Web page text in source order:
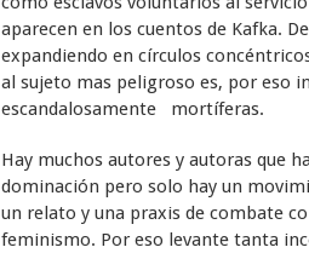
aparecen en los cuentos de Kafka.
expandiendo en círculos
al sujeto mas peligroso es, por eso
escandalosamente mortíferas.
Hay muchos autores y autoras que
dominación pero solo hay un
un relato y una praxis de combate
feminismo. Por eso levante tanta